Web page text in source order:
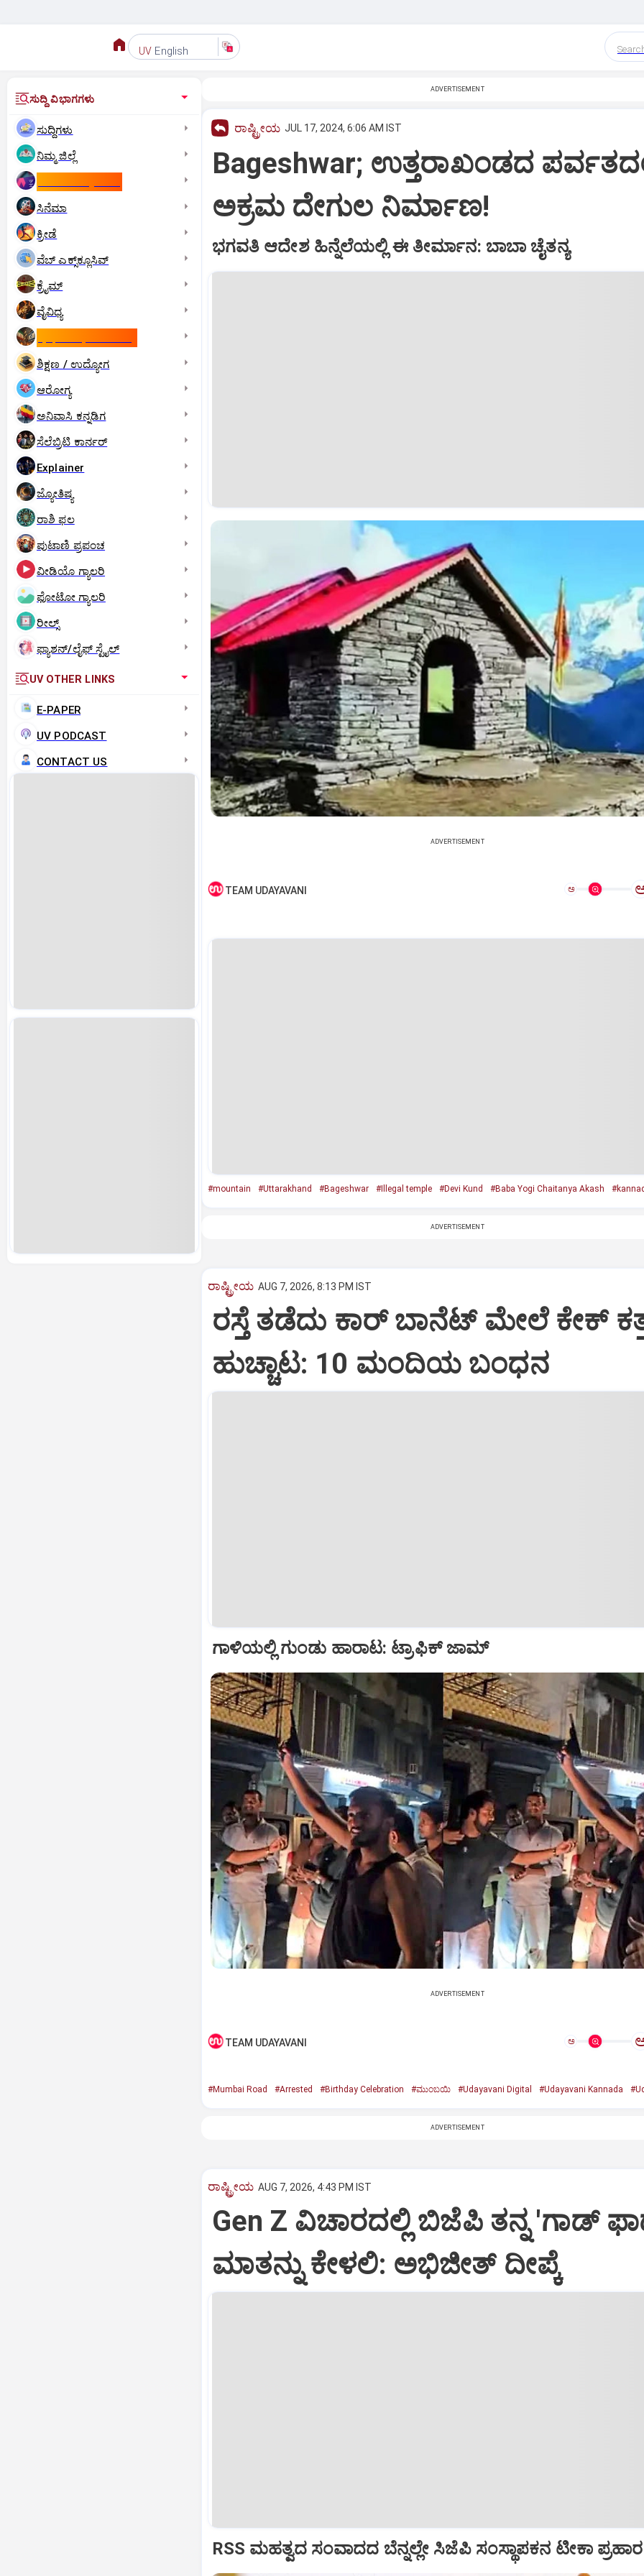
UV English
ಸುದ್ದಿ ವಿಭಾಗಗಳು
ಸುದ್ದಿಗಳು
ನಿಮ್ಮ ಜಿಲ್ಲೆ
ಸಿನೆಮಾ
ಕ್ರೀಡೆ
ವೆಬ್ ಎಕ್ಸ್‌ಕ್ಲೂಸಿವ್
ಕ್ರೈಮ್
ವೈವಿಧ್ಯ
ಶಿಕ್ಷಣ / ಉದ್ಯೋಗ
ಆರೋಗ್ಯ
ಅನಿವಾಸಿ ಕನ್ನಡಿಗ
ಸೆಲೆಬ್ರಿಟಿ ಕಾರ್ನರ್‌
Explainer
ಜ್ಯೋತಿಷ್ಯ
ರಾಶಿ ಫಲ
ಪುಟಾಣಿ ಪ್ರಪಂಚ
ವೀಡಿಯೊ ಗ್ಯಾಲರಿ
ಫೋಟೋ ಗ್ಯಾಲರಿ
ರೀಲ್ಸ್
ಫ್ಯಾಶನ್/ಲೈಫ್‌ ಸ್ಟೈಲ್
UV OTHER LINKS
E-PAPER
UV PODCAST
CONTACT US
ADVERTISEMENT
ರಾಷ್ಟ್ರೀಯ JUL 17, 2024, 6:06 AM IST
Bageshwar; ಉತ್ತರಾಖಂಡದ
ಅಕ್ರಮ ದೇಗುಲ ನಿರ್ಮಾಣ!
ಭಗವತಿ ಆದೇಶ ಹಿನ್ನೆಲೆಯಲ್ಲಿ ಈ ತೀರ್ಮಾನ: ಬಾಬಾ ಚೈತನ್ಯ
ADVERTISEMENT
TEAM UDAYAVANI ಅ
#mountain #Uttarakhand #Bageshwar #Illegal temple #Devi Kund #Baba Yogi Chaitanya Akash
ADVERTISEMENT
ರಾಷ್ಟ್ರೀಯ AUG 7, 2026, 8:13 PM IST
ರಸ್ತೆ ತಡೆದು ಕಾರ್ ಬಾನೆಟ್ ಮೇಲೆ ಕೇಕ್
ಹುಚ್ಚಾಟ: 10 ಮಂದಿಯ ಬಂಧನ
ಗಾಳಿಯಲ್ಲಿ ಗುಂಡು ಹಾರಾಟ: ಟ್ರಾಫಿಕ್‌ ಜಾಮ್
ADVERTISEMENT
TEAM UDAYAVANI ಅ
#Mumbai Road #Arrested #Birthday Celebration #ಮುಂಬಯಿ #Udayavani Digital #Udayavani Kannada
ADVERTISEMENT
ರಾಷ್ಟ್ರೀಯ AUG 7, 2026, 4:43 PM IST
Gen Z ವಿಚಾರದಲ್ಲಿ ಬಿಜೆಪಿ ತನ್ನ 'ಗಾಡ್
ಮಾತನ್ನು ಕೇಳಲಿ: ಅಭಿಜೀತ್ ದೀಪ್ಕೆ
RSS ಮಹತ್ವದ ಸಂವಾದದ ಬೆನ್ನಲ್ಲೇ ಸಿಜೆಪಿ ಸಂಸ್ಥಾಪಕನ ಟೀಕಾ ಪ್ರಹಾರ